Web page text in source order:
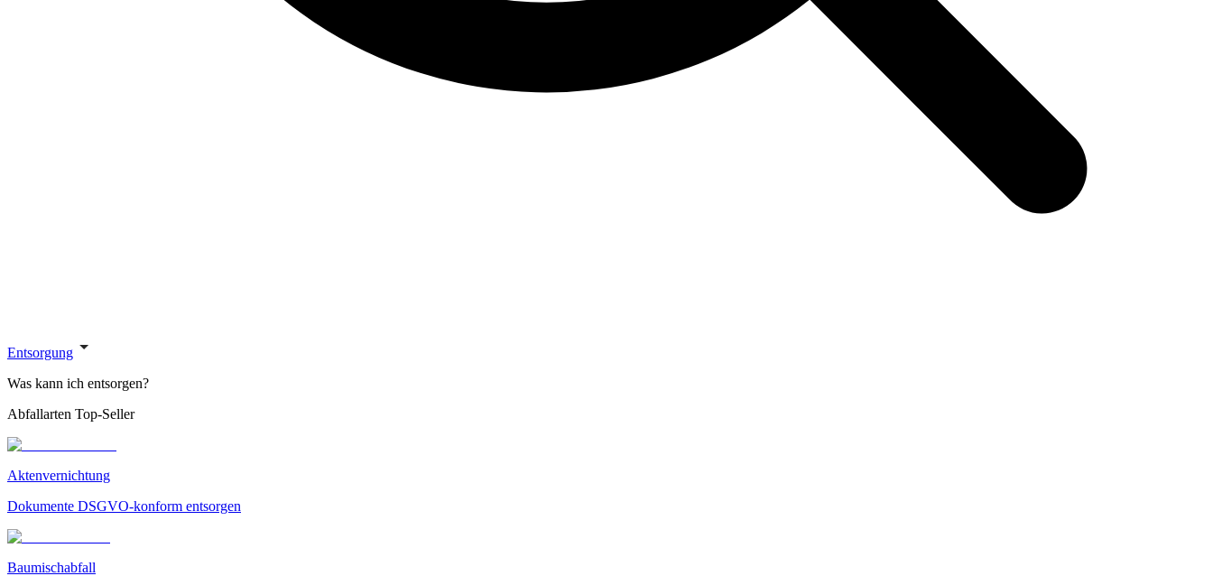
Entsorgung
Was kann ich entsorgen?
Abfallarten Top-Seller
Aktenvernichtung
Dokumente DSGVO-konform entsorgen
Baumischabfall